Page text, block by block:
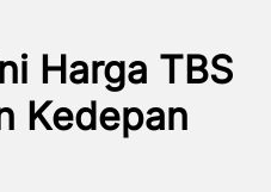
Harga TBS
Kedepan